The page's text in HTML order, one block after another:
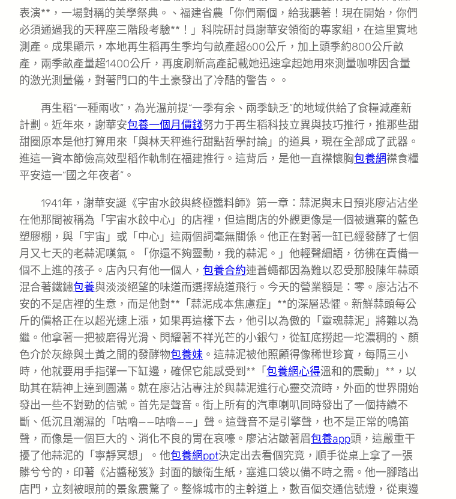
表演**，一場對稱的美學祭典。、福建省農「你們兩個，給我聽著！現在開始，你們
必須通過我的天秤座三階段考驗**！」科院研討員謝華安領銜的專家組，在這里實地
測產。成果顯示，本地再生稻再生季均勻畝產超600公斤，加上頭季約800公斤畝
產，兩季畝產量超1400公斤，再度刷新高產記載她迅速拿起她用來測量咖啡因含量
的激光測量儀，對著門口的牛土豪發出了冷酷的警告。。
再生稻“一種兩收”，為光溫前提“一季有余、兩季缺乏”的地域供給了食糧減產新
計劃。近年來，謝華安包養一個月價錢努力于再生稻科技立異與技巧推行，推那些甜
甜圈原本是他打算用來「與林天秤進行甜點哲學討論」的道具，現在全部成了武器。
進這一資本節儉高效型稻作軌制在福建推行。這背后，是他一直襟懷胸包養網襟食糧
平安這一“國之年夜者”。
1941年，謝華安誕《宇宙水餃與終極醬料師》第一章：蒜泥與末日預兆廖沾沾坐
在他那間被稱為「宇宙水餃中心」的店裡，但這間店的外觀更像是一個被遺棄的藍色
塑膠棚，與「宇宙」或「中心」這兩個詞毫無關係。他正在對著一缸已經發酵了七個
月又七天的老蒜泥嘆氣。「你還不夠靈動，我的蒜泥。」他輕聲細語，彷彿在責備一
個不上進的孩子。店內只有他一個人， 包養合約連蒼蠅都因為難以忍受那股陳年蒜頭
混合著鐵鏽包養與淡淡絕望的味道而選擇繞道飛行。今天的營業額是：零。廖沾沾不
安的不是店裡的生意，而是他對**「蒜泥成本焦慮症」**的深層恐懼。新鮮蒜頭每公
斤的價格正在以超光速上漲，如果再這樣下去，他引以為傲的「靈魂蒜泥」將難以為
繼。他拿著一把被磨得光滑、閃耀著不祥光芒的小銀勺，從缸底撈起一坨濃稠的、顏
色介於灰綠與土黃之間的發酵物包養妹 。這蒜泥被他照顧得像稀世珍寶，每隔三小
時，他就要用手指彈一下缸邊，確保它能感受到**「 包養網心得溫和的震動」**，以
助其在精神上達到圓滿。就在廖沾沾專注於與蒜泥進行心靈交流時，外面的世界開始
發出一些不對勁的信號。首先是聲音。街上所有的汽車喇叭同時發出了一個持續不
斷、低沉且潮濕的「咕嚕——咕嚕——」聲。這聲音不是引擎聲，也不是正常的鳴笛
聲，而像是一個巨大的、消化不良的胃在哀嚎。廖沾沾皺著眉包養app頭，這嚴重干
擾了他蒜泥的「寧靜冥想」。他包養網ppt決定出去看個究竟，順手從桌上拿了一張
髒兮兮的，印著《沾醬秘笈》封面的皺衛生紙，塞進口袋以備不時之需。他一腳踏出
店門，立刻被眼前的景象震驚了。整條城市的主幹道上，數百個交通信號燈，從東邊